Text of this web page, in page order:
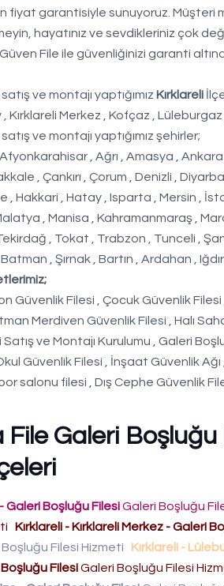
fiyat garantisiyle sunuyoruz. Müşteri
hayatınız ve sevdikleriniz çok
File ile güvenliğinizi garanti altına
satış ve montajı yaptığımız Kırklareli
Kırklareli Merkez , Kofçaz ,
satış ve montajı yaptığımız şehirler;
, Ağrı , Amasya , Ankara
, Çankırı , Çorum , Denizli ,
, Hakkari , Hatay , Isparta , Mersin ,
, Manisa , Kahramanmaraş ,
, Tokat , Trabzon , Tunceli ,
Batman , Şırnak , Bartın , Ardahan ,
Güvenlik Filesi , Çocuk Güvenlik
Merdiven Güvenlik Filesi , Halı
Satış ve Montajı Kurulumu , Galeri
Güvenlik Filesi , İnşaat Güvenlik
salonu filesi , Dış Cephe Güvenlik
File Galeri
Galeri Boşluğu FilesiGaleri Boşluğu
Kırklareli - Kırklareli Merkez - Galeri
Filesi Hizmeti Kırklareli -
FilesiGaleri Boşluğu Filesi